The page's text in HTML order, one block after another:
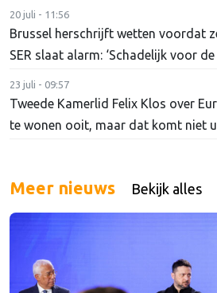
20 juli - 11:56
Brussel herschrijft wetten voordat
SER slaat alarm: ‘Schadelijk voor
23 juli - 09:57
Tweede Kamerlid Felix Klos over
te wonen ooit, maar dat komt niet
Meer nieuws Bekijk alles